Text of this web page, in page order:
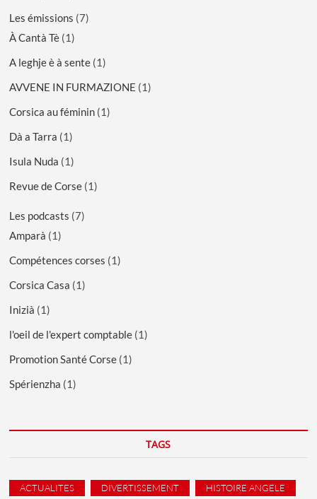
Les émissions (7)
À Cantà Tè (1)
A leghje è à sente (1)
AVVENE IN FURMAZIONE (1)
Corsica au féminin (1)
Dà a Tarra (1)
Isula Nuda (1)
Revue de Corse (1)
Les podcasts (7)
Amparà (1)
Compétences corses (1)
Corsica Casa (1)
Inizià (1)
l'oeil de l'expert comptable (1)
Promotion Santé Corse (1)
Spérienzha (1)
TAGS
ACTUALITES DIVERTISSEMENT HISTOIRE ANGELE